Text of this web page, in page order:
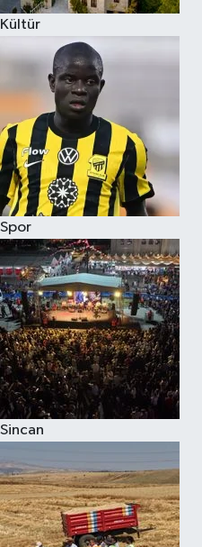
Kültür
Spor
Sincan